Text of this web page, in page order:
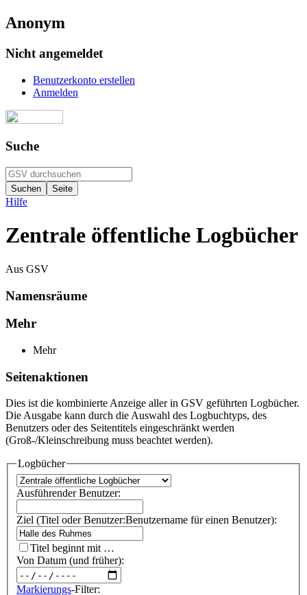
Anonym
Nicht angemeldet
Benutzerkonto erstellen
Anmelden
Suche
Hilfe
Zentrale öffentliche Logbücher
Aus GSV
Namensräume
Mehr
Mehr
Seitenaktionen
Dies ist die kombinierte Anzeige aller in GSV geführten Logbücher.
Die Ausgabe kann durch die Auswahl des Logbuchtyps, des
Benutzers oder des Seitentitels eingeschränkt werden
(Groß-/Kleinschreibung muss beachtet werden).
Logbücher
Ausführender Benutzer:
Ziel (Titel oder Benutzer:Benutzername für einen Benutzer):
Titel beginnt mit …
Von Datum (und früher):
Markierungs-Filter: